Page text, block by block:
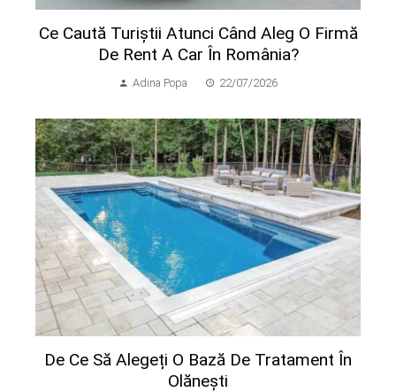
Ce Caută Turiștii Atunci Când Aleg O Firmă
De Rent A Car În România?
Adina Popa 22/07/2026
De Ce Să Alegeți O Bază De Tratament În
Olănești